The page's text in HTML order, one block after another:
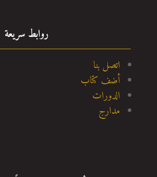
روابط سريعة
اتصل بنا
أضف كتاب
الدورات
مدارج